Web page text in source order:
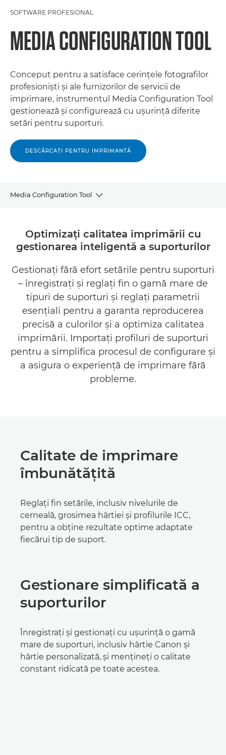
SOFTWARE PROFESIONAL
MEDIA CONFIGURATION TOOL
Conceput pentru a satisface cerinţele fotografilor
profesionişti şi ale furnizorilor de servicii de
imprimare, instrumentul Media Configuration Tool
gestionează şi configurează cu uşurinţă diferite
setări pentru suporturi.
DESCĂRCAŢI PENTRU IMPRIMANTĂ
Media Configuration Tool
AVANTAJE
DESCĂRCAŢI BROŞURILE
DESCĂRCAŢI SOFTWARE
Optimizaţi calitatea imprimării cu
gestionarea inteligentă a suporturilor
Gestionaţi fără efort setările pentru suporturi
– înregistraţi şi reglaţi fin o gamă mare de
tipuri de suporturi şi reglaţi parametrii
esenţiali pentru a garanta reproducerea
precisă a culorilor şi a optimiza calitatea
imprimării. Importaţi profiluri de suporturi
pentru a simplifica procesul de configurare şi
a asigura o experienţă de imprimare fără
probleme.
Calitate de imprimare
îmbunătăţită
Reglaţi fin setările, inclusiv nivelurile de
cerneală, grosimea hârtiei şi profilurile ICC,
pentru a obţine rezultate optime adaptate
fiecărui tip de suport.
Gestionare simplificată a
suporturilor
Înregistraţi şi gestionaţi cu uşurinţă o gamă
mare de suporturi, inclusiv hârtie Canon şi
hârtie personalizată, şi menţineţi o calitate
constant ridicată pe toate acestea.